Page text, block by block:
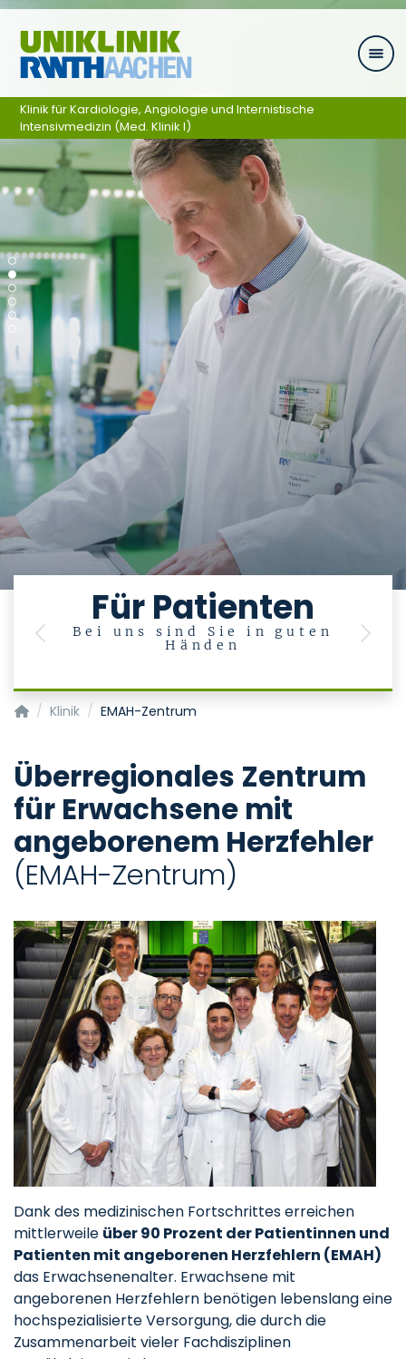
Skip navigation
Für Patienten
Bei uns sind Sie in guten
Händen
Previous Next
Klinik für Kardiologie, Angiologie und Internistische
Intensivmedizin (Med. Klinik I)
Klinik für Kardiologie, Angiologie und Internistische
Klinik EMAH-Zentrum
Überregionales Zentrum
für Erwachsene mit
angeborenem Herzfehler
(EMAH-Zentrum)
Dank des medizinischen Fortschrittes erreichen
mittlerweile über 90 Prozent der Patientinnen und
Patienten mit angeborenen Herzfehlern (EMAH)
das Erwachsenenalter. Erwachsene mit
angeborenen Herzfehlern benötigen lebenslang eine
hochspezialisierte Versorgung, die durch die
Zusammenarbeit vieler Fachdisziplinen